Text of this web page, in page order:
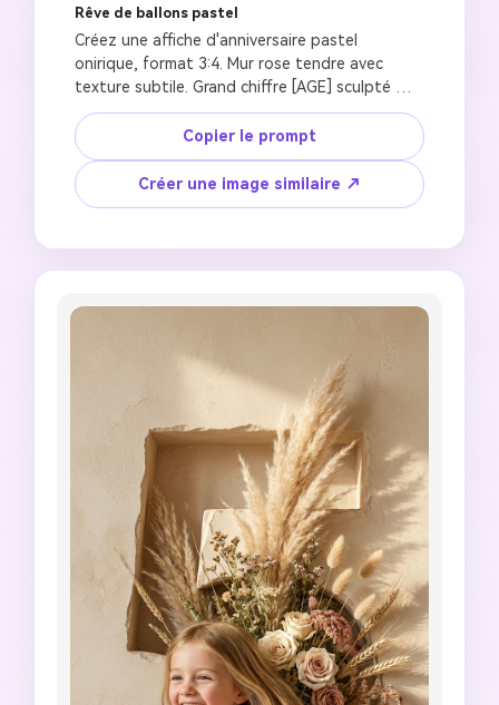
Rêve de ballons pastel
Créez une affiche d'anniversaire pastel
onirique, format 3:4. Mur rose tendre avec
texture subtile. Grand chiffre [AGE] sculpté
avec profondeur douce. À l'intérieur : ballons
pastel rose, menthe, lilas, et crème dans un
arrangement en cascade, délicates fleurs
gypsophile, rubans satinés. Un doux enfant de
[AGE] ans avec traits du visage de référence
Main et épaule s'étendent à l'extérieur du
chiffre créant un effet 3D doux. Éclairage
Copier le prompt
Créer une image similaire ↗